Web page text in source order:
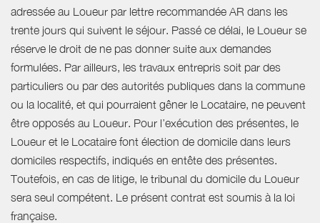
adressée au Loueur par lettre recommandée AR dans les
trente jours qui suivent le séjour. Passé ce délai, le Loueur se
réserve le droit de ne pas donner suite aux demandes
formulées. Par ailleurs, les travaux entrepris soit par des
particuliers ou par des autorités publiques dans la commune
ou la localité, et qui pourraient gêner le Locataire, ne peuvent
être opposés au Loueur. Pour l’exécution des présentes, le
Loueur et le Locataire font élection de domicile dans leurs
domiciles respectifs, indiqués en entête des présentes.
Toutefois, en cas de litige, le tribunal du domicile du Loueur
sera seul compétent. Le présent contrat est soumis à la loi
française.